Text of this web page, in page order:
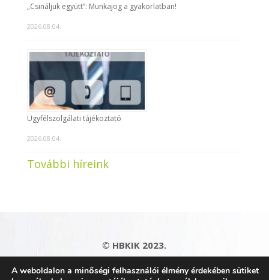
„Csináljuk együtt”: Munkajog a gyakorlatban!
2026.08.04.
Ügyfélszolgálati tájékoztató
2026.08.04.
További híreink
© HBKIK 2023.
Adatkezelési tájékoztató|Impresszum|
Kapcsolat|Honlaptérkép
A weboldalon a minőségi felhasználói élmény érdekében sütiket